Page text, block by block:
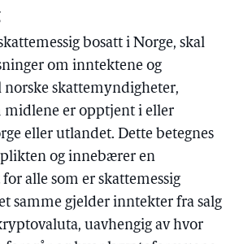
bosatt i Norge, skal
om inntektene og
skattemyndigheter,
midlene er opptjent i eller
eller utlandet. Dette betegnes
og innebærer en
alle som er skattemessig
samme gjelder inntekter fra salg
uavhengig av hvor